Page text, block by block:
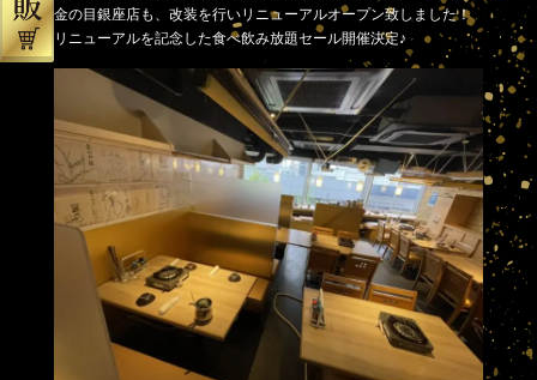
金の目銀座店も、改装を行いリニューアルオープン致しました！
リニューアルを記念した食べ飲み放題セール開催決定♪